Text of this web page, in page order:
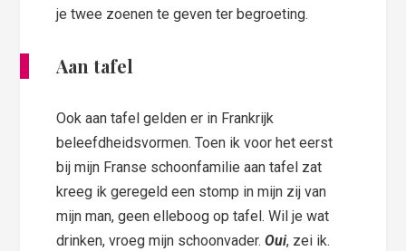
je twee zoenen te geven ter begroeting.
Aan tafel
Ook aan tafel gelden er in Frankrijk
beleefdheidsvormen. Toen ik voor het eerst
bij mijn Franse schoonfamilie aan tafel zat
kreeg ik geregeld een stomp in mijn zij van
mijn man, geen elleboog op tafel. Wil je wat
drinken, vroeg mijn schoonvader.Oui, zei ik.